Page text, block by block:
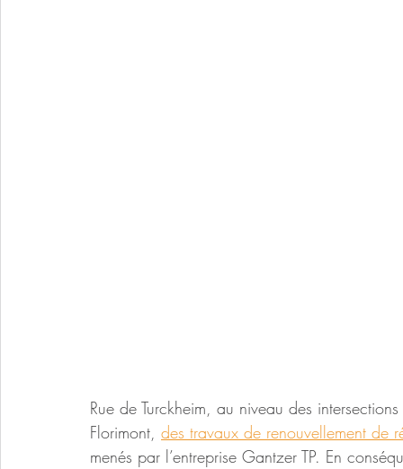
Rue de Turckheim, au niveau des
Florimont, des travaux de renouvellement de
menés par l’entreprise Gantzer TP. En